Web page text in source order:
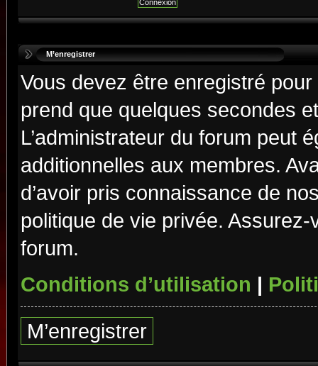
M’enregistrer
Vous devez être enregistré
prend que quelques secondes
L’administrateur du forum peut
additionnelles aux membres.
d’avoir pris connaissance de
politique de vie privée.
forum.
Conditions d’utilisation |
M’enregistrer